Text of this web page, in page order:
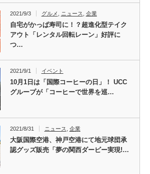
2021/9/3 グルメ ニュース 企業
自宅がかっぱ寿司に！？超進化型テイク
アウト「レンタル回転レーン」好評に
つ…
2021/9/1 イベント
10月1日は「国際コーヒーの日」！ UCC
グループが「コーヒーで世界を巡…
2021/8/31 ニュース 企業
大阪国際空港、神戸空港にて地元球団承
認グッズ販売「夢の関西ダービー実現!…